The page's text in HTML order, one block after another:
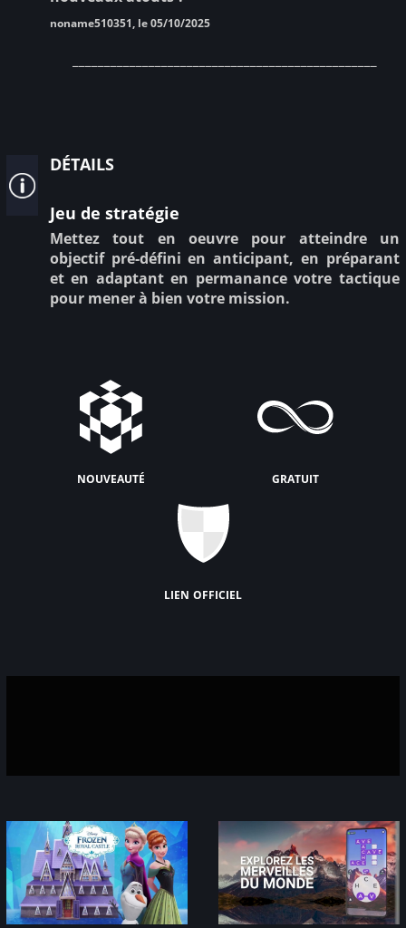
noname510351, le 05/10/2025
détails
Jeu de stratégie
Mettez tout en oeuvre pour atteindre un
objectif pré-défini en anticipant, en préparant
et en adaptant en permanance votre tactique
pour mener à bien votre mission.
nouveauté gratuit
lien officiel